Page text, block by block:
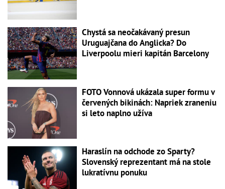
Chystá sa neočakávaný presun
Uruguajčana do Anglicka? Do
Liverpoolu mieri kapitán Barcelony
FOTO Vonnová ukázala super formu v
červených bikinách: Napriek zraneniu
si leto naplno užíva
Haraslín na odchode zo Sparty?
Slovenský reprezentant má na stole
lukratívnu ponuku